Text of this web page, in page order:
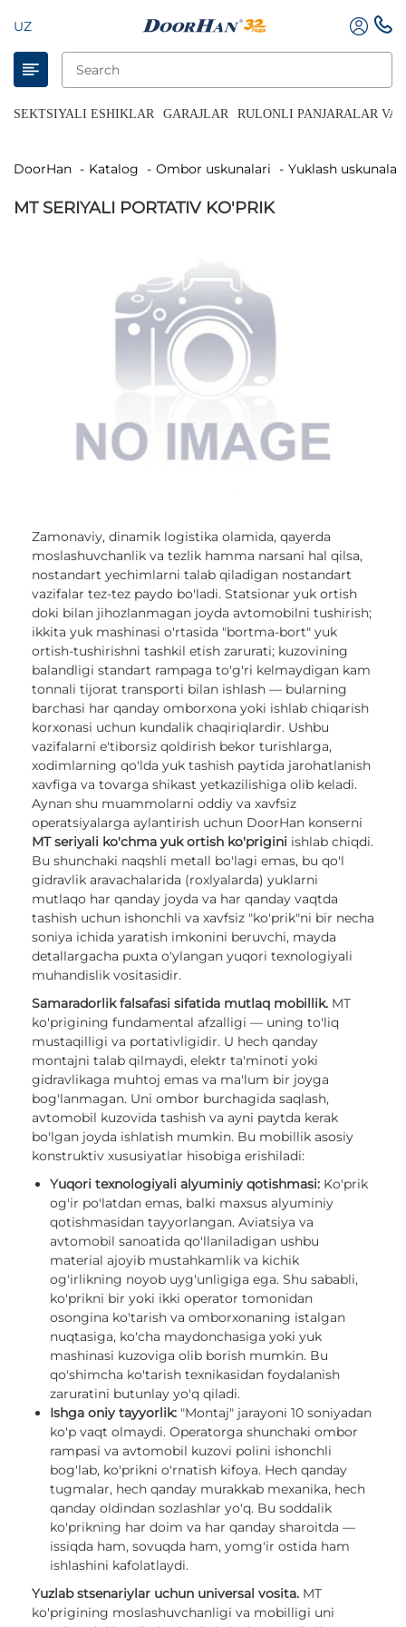
UZ
SEKTSIYALI ESHIKLAR GARAJLAR RULONLI PANJARALAR VA
DoorHan Katalog Ombor uskunalari Yuklash uskunalari
MT SERIYALI PORTATIV KO'PRIK
Zamonaviy, dinamik logistika olamida, qayerda
moslashuvchanlik va tezlik hamma narsani hal qilsa,
nostandart yechimlarni talab qiladigan nostandart
vazifalar tez-tez paydo bo'ladi. Statsionar yuk ortish
doki bilan jihozlanmagan joyda avtomobilni tushirish;
ikkita yuk mashinasi o'rtasida "bortma-bort" yuk
ortish-tushirishni tashkil etish zarurati; kuzovining
balandligi standart rampaga to'g'ri kelmaydigan kam
tonnali tijorat transporti bilan ishlash — bularning
barchasi har qanday omborxona yoki ishlab chiqarish
korxonasi uchun kundalik chaqiriqlardir. Ushbu
vazifalarni e'tiborsiz qoldirish bekor turishlarga,
xodimlarning qo'lda yuk tashish paytida jarohatlanish
xavfiga va tovarga shikast yetkazilishiga olib keladi.
Aynan shu muammolarni oddiy va xavfsiz
operatsiyalarga aylantirish uchun DoorHan konserni
MT seriyali ko'chma yuk ortish ko'prigini ishlab chiqdi.
Bu shunchaki naqshli metall bo'lagi emas, bu qo'l
gidravlik aravachalarida (roxlyalarda) yuklarni
mutlaqo har qanday joyda va har qanday vaqtda
tashish uchun ishonchli va xavfsiz "ko'prik"ni bir necha
soniya ichida yaratish imkonini beruvchi, mayda
detallargacha puxta o'ylangan yuqori texnologiyali
muhandislik vositasidir.
Samaradorlik falsafasi sifatida mutlaq mobillik. MT
ko'prigining fundamental afzalligi — uning to'liq
mustaqilligi va portativligidir. U hech qanday
montajni talab qilmaydi, elektr ta'minoti yoki
gidravlikaga muhtoj emas va ma'lum bir joyga
bog'lanmagan. Uni ombor burchagida saqlash,
avtomobil kuzovida tashish va ayni paytda kerak
bo'lgan joyda ishlatish mumkin. Bu mobillik asosiy
konstruktiv xususiyatlar hisobiga erishiladi:
Yuqori texnologiyali alyuminiy qotishmasi: Ko'prik
og'ir po'latdan emas, balki maxsus alyuminiy
qotishmasidan tayyorlangan. Aviatsiya va
avtomobil sanoatida qo'llaniladigan ushbu
material ajoyib mustahkamlik va kichik
og'irlikning noyob uyg'unligiga ega. Shu sababli,
ko'prikni bir yoki ikki operator tomonidan
osongina ko'tarish va omborxonaning istalgan
nuqtasiga, ko'cha maydonchasiga yoki yuk
mashinasi kuzoviga olib borish mumkin. Bu
qo'shimcha ko'tarish texnikasidan foydalanish
zaruratini butunlay yo'q qiladi.
Ishga oniy tayyorlik: "Montaj" jarayoni 10 soniyadan
ko'p vaqt olmaydi. Operatorga shunchaki ombor
rampasi va avtomobil kuzovi polini ishonchli
bog'lab, ko'prikni o'rnatish kifoya. Hech qanday
tugmalar, hech qanday murakkab mexanika, hech
qanday oldindan sozlashlar yo'q. Bu soddalik
ko'prikning har doim va har qanday sharoitda —
issiqda ham, sovuqda ham, yomg'ir ostida ham
ishlashini kafolatlaydi.
Yuzlab stsenariylar uchun universal vosita. MT
ko'prigining moslashuvchanligi va mobilligi uni